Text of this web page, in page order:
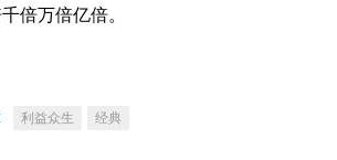
倍万倍亿倍。
利益众生 经典